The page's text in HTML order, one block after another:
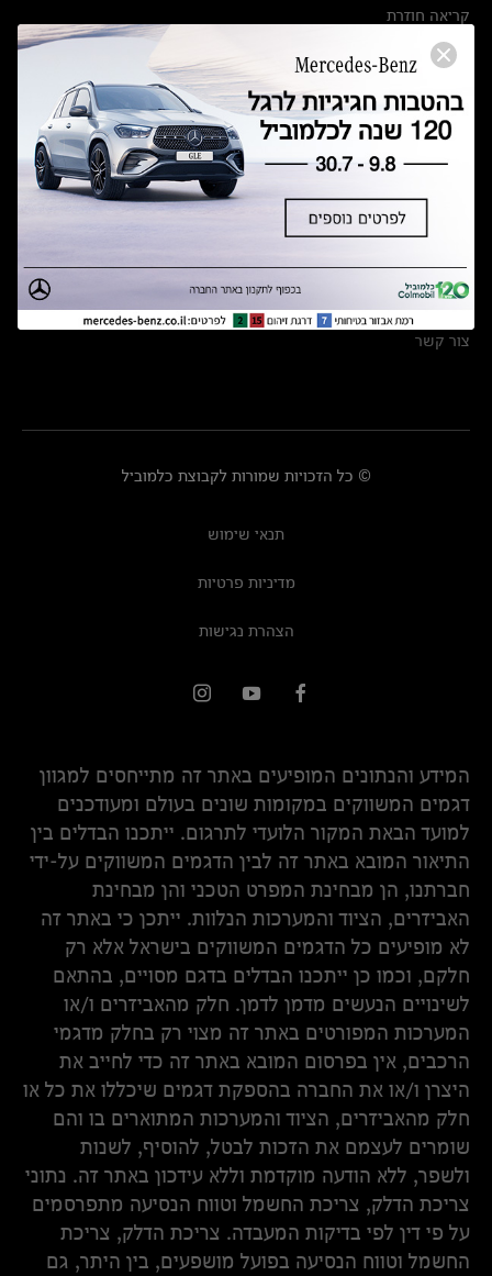
קריאה חוזרת
הודעה על הטבות לרכבי מרצדס בהסדר פשרה בתצ 56447-02-19
תקנון ימי מכירות 120 לכלמוביל
מצאו אותנו
אולמות תצוגה
מרכזי שירות
צור קשר
© כל הזכויות שמורות לקבוצת כלמוביל
תנאי שימוש
מדיניות פרטיות
הצהרת נגישות
המידע והנתונים המופיעים באתר זה מתייחסים למגוון
דגמים המשווקים במקומות שונים בעולם ומעודכנים
למועד הבאת המקור הלועדי לתרגום. ייתכנו הבדלים בין
התיאור המובא באתר זה לבין הדגמים המשווקים על-ידי
חברתנו, הן מבחינת המפרט הטכני והן מבחינת
האביזרים, הציוד והמערכות הנלוות. ייתכן כי באתר זה
לא מופיעים כל הדגמים המשווקים בישראל אלא רק
חלקם, וכמו כן ייתכנו הבדלים בדגם מסויים, בהתאם
לשינויים הנעשים מדמן לדמן. חלק מהאביזרים ו/או
המערכות המפורטים באתר זה מצוי רק בחלק מדגמי
הרכבים, אין בפרסום המובא באתר זה כדי לחייב את
היצרן ו/או את החברה בהספקת דגמים שיכללו את כל או
חלק מהאביזרים, הציוד והמערכות המתוארים בו והם
שומרים לעצמם את הזכות לבטל, להוסיף, לשנות
ולשפר, ללא הודעה מוקדמת וללא עידכון באתר זה. נתוני
צריכת הדלק, צריכת החשמל וטווח הנסיעה מתפרסמים
על פי דין לפי בדיקות המעבדה. צריכת הדלק, צריכת
החשמל וטווח הנסיעה בפועל מושפעים, בין היתר, גם